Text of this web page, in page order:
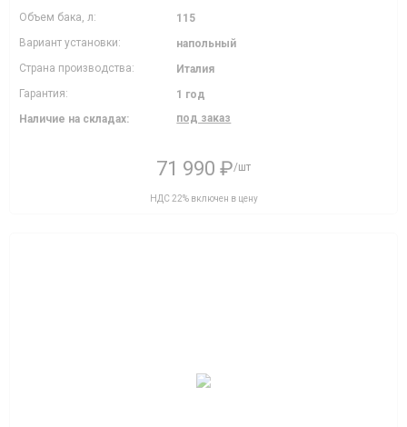
Объем бака, л:
115
Вариант установки:
напольный
Страна производства:
Италия
Гарантия:
1 год
Наличие на складах:
под заказ
71 990 ₽/шт
НДС 22% включен в цену